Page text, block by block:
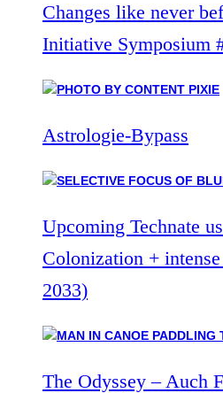
Changes like never
Initiative Symposium
Astrologie-Bypass
Upcoming Technate
Colonization +
2033)
The Odyssey – Auch